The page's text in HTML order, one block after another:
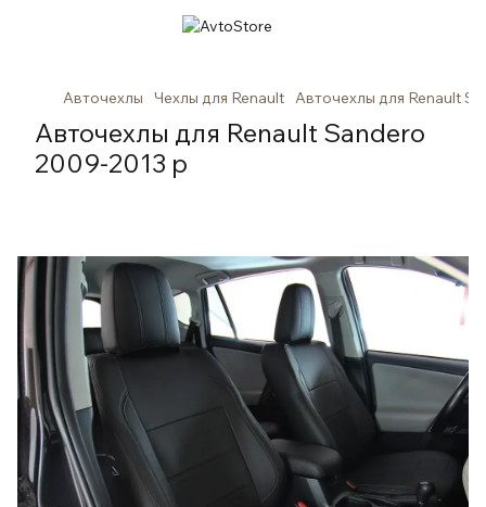
Авточехлы Чехлы для Renault Авточехлы для Renault
Авточехлы для Renault Sandero
2009-2013 р